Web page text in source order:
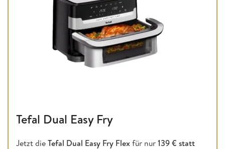
Tefal Dual Easy Fry
Jetzt dieTefal Dual Easy Fry Flexfür nur139 € statt